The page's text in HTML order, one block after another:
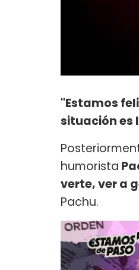
"Estamos
situación es
humorista
verte, ver a
Pachu.